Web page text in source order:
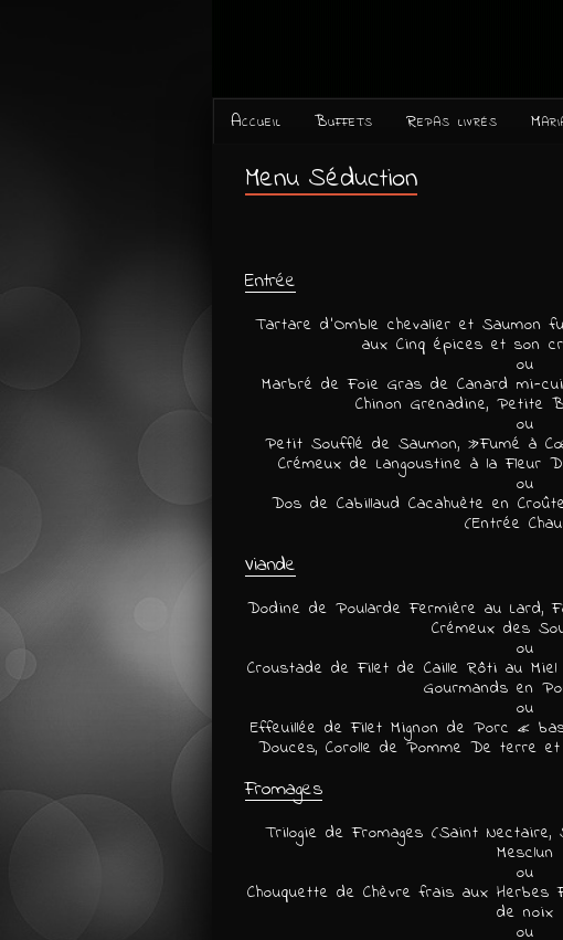
Accueil Buffets Repas livrés
Menu Séduction
Entrée
Tartare d’Omble chevalier et Saumon
aux Cinq épices et son
ou
Marbré de Foie Gras de Canard mi-
Chinon Grenadine, Petite
ou
Petit Soufflé de Saumon, »Fumé à
Crémeux de Langoustine à la Fleur
ou
Dos de Cabillaud Cacahuète en
(Entrée
Viande
Dodine de Poularde Fermière au Lard,
Crémeux des
ou
Croustade de Filet de Caille Rôti au
Gourmands en
ou
Effeuillée de Filet Mignon de Porc «
Douces, Corolle de Pomme De terre
Fromages
Trilogie de Fromages (Saint
Mesclun
ou
Chouquette de Chèvre frais aux Herbes
de noix
ou